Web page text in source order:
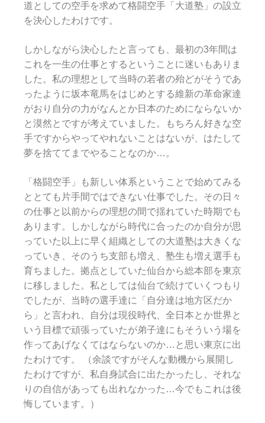
道としての空手を求めて格闘空手「大道塾」の設立
を決心したわけです。
しかしながら決心したと言っても、最初の3年間は
これを一生の仕事とするということに迷いもありま
した。私の理想として当時の若者の殆どがそうであ
ったように坂本竜馬をはじめとする維新の革命家達
がおり自分の力がなんとか日本のためにならないか
と漠然とですが考えていました。もちろん好きな空
手ですからやってやれないことはないが、はたして
夢を捨ててまでやることなのか…。
「格闘空手」も新しい体系ということで始めてみる
ととても片手間ではできない仕事でした。その日々
の仕事と以前からの理想の間で揺れていた時期でも
あります。しかしながら時代に合ったのか自分が思
っていた以上に早く組織としての大道塾は大きくな
っていき、そのうち支部も増え、塾生も増え選手も
育ちました。拠点としていた仙台から総本部を東京
に移しました。私としては仙台で続けていくつもり
でしたが、当時の選手達に「自分達は地方区だか
ら」と言われ、自分は現役時代、全日本とか世界と
いう目標で頑張っていたが弟子達にもそういう場を
作ってあげなくてはならないのか…と思い東京に出
たわけです。 （余談ですがそんな動機から展開し
たわけですが、私自身試合に出たかったし、それな
りの自信があっても出れなかった…今でもこれは後
悔しています。）